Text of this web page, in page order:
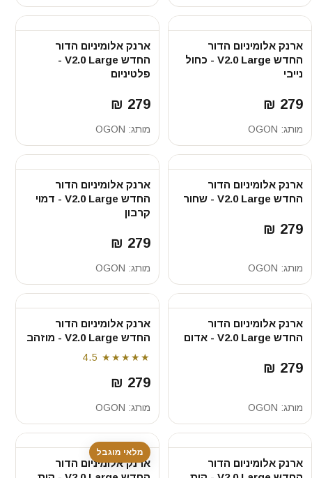
ארנק אלומיניום הדור
החדש V2.0 Large - כחול
נייבי
279 ₪
מותג: OGON
ארנק אלומיניום הדור
החדש V2.0 Large -
פלטיניום
279 ₪
מותג: OGON
ארנק אלומיניום הדור
החדש V2.0 Large - שחור
279 ₪
מותג: OGON
ארנק אלומיניום הדור
החדש V2.0 Large - דמוי
קרבון
279 ₪
מותג: OGON
ארנק אלומיניום הדור
החדש V2.0 Large - אדום
279 ₪
מותג: OGON
ארנק אלומיניום הדור
החדש V2.0 Large - מוזהב
★★★★★
4.5
279 ₪
מותג: OGON
ארנק אלומיניום הדור
מלאי מוגבל
ארנק אלומיניום הדור